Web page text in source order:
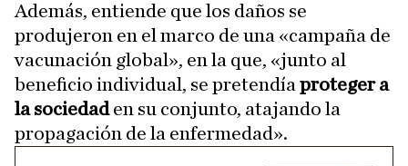
Además, entiende que los daños se
produjeron en el marco de una «campaña de
vacunación global», en la que, «junto al
beneficio individual, se pretendía proteger a
la sociedaden su conjunto, atajando la
propagación de la enfermedad».